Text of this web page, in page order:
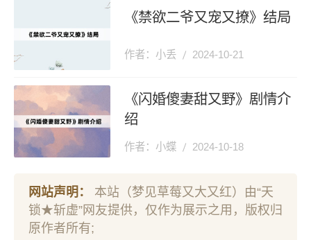
《禁欲二爷又宠又撩》结局
作者：小丢 2024-10-21
《闪婚傻妻甜又野》剧情介
绍
作者：小蝶 2024-10-18
网站声明：
本站（梦见草莓又大又红）由“天
锁★斩虚”网友提供，仅作为展示之用，版权归
原作者所有;